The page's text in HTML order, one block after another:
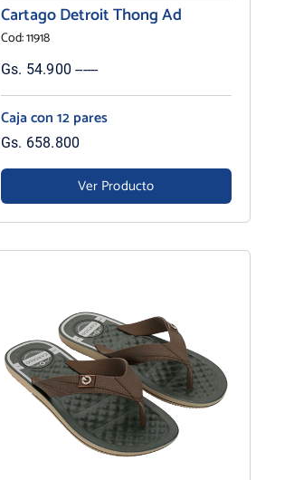
Cartago Detroit Thong Ad
Cod: 11918
Gs. 54.900 ------
Caja con 12 pares
Gs. 658.800
Ver Producto